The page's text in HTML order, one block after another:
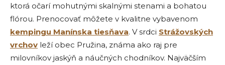
ktorá očarí mohutnými skalnými stenami a bohatou
flórou. Prenocovať môžete v kvalitne vybavenom
kempingu Manínska tiesňava. V srdci Strážovských
vrchov leží obec Pružina, známa ako raj pre
milovníkov jaskýň a náučných chodníkov. Najväčším